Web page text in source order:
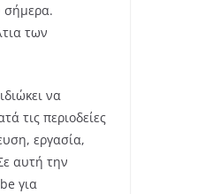
σήμερα.
των
να
τις περιοδείες
εργασία,
αυτή την
για